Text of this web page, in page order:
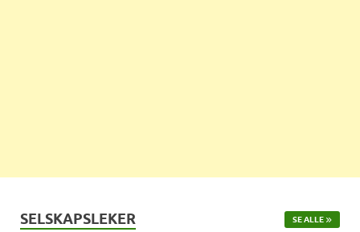
SELSKAPSLEKER SE ALLE